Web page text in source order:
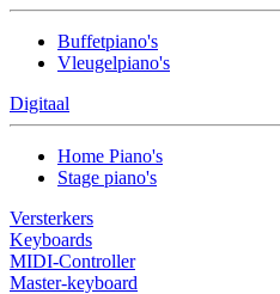
Buffetpiano's
Vleugelpiano's
Digitaal
Home Piano's
Stage piano's
Versterkers
Keyboards
MIDI-Controller
Master-keyboard